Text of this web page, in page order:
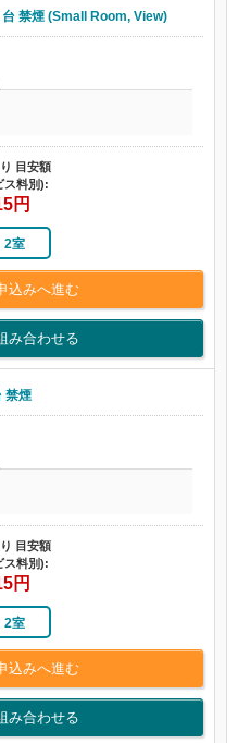
禁煙 (Small Room, View)
目安額
ス料別):
円
2室
込みへ進む
み合わせる
禁煙
目安額
ス料別):
円
2室
込みへ進む
み合わせる